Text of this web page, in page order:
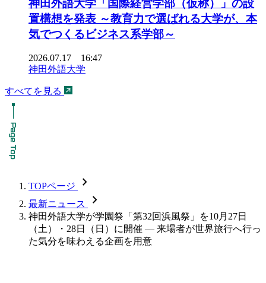
神田外語大学「国際経営学部（仮称）」の設
置構想を発表 ～教育力で選ばれる大学が、本
気でつくるビジネス系学部～
2026.07.17 16:47
神田外語大学
すべてを見る
TOPページ chevron_forward
最新ニュース chevron_forward
神田外語大学が学園祭「第32回浜風祭」を10月27日
（土）・28日（日）に開催 — 来場者が世界旅行へ行っ
た気分を味わえる企画を用意